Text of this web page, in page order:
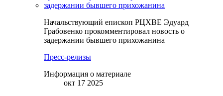
Начальствующий епископ РЦХВЕ Эдуард
Грабовенко прокомментировал новость о
задержании бывшего прихожанина
Пресс-релизы
Информация о материале
окт 17 2025